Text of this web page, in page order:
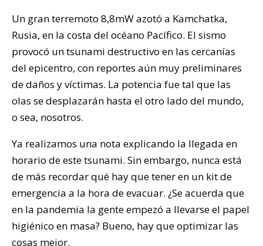
Un gran terremoto 8,8mW azotó a Kamchatka,
Rusia, en la costa del océano Pacífico. El sismo
provocó un tsunami destructivo en las cercanías
del epicentro, con reportes aún muy preliminares
de daños y víctimas. La potencia fue tal que las
olas se desplazarán hasta el otro lado del mundo,
o sea, nosotros.
Ya realizamos una nota explicando la llegada en
horario de este tsunami. Sin embargo, nunca está
de más recordar qué hay que tener en un kit de
emergencia a la hora de evacuar. ¿Se acuerda que
en la pandemia la gente empezó a llevarse el papel
higiénico en masa? Bueno, hay que optimizar las
cosas mejor.